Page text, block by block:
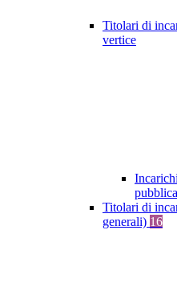
Titolari di
vertice
Titolari di
generali) 16